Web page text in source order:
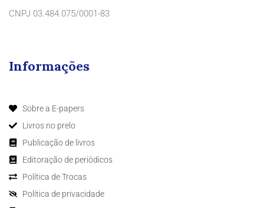
CNPJ 03.484.075/0001-83
Informações
Sobre a E-papers
Livros no prelo
Publicação de livros
Editoração de periódicos
Política de Trocas
Política de privacidade